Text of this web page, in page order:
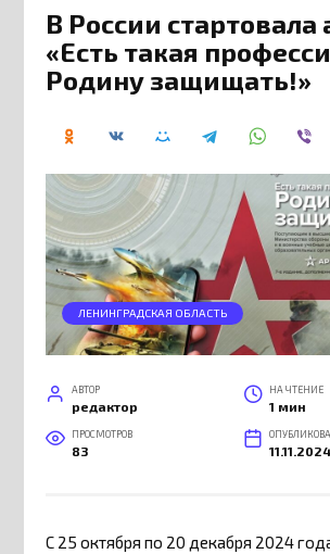
В России стартовала
«Есть такая
Родину защищать!»
ЛЕНИНГРАДСКАЯ ОБЛАСТЬ
АВТОР
редактор
НА ЧТЕНИЕ
1 мин
ПРОСМОТРОВ
83 11.11.2024
С 25 октября по 20 декабря 2024